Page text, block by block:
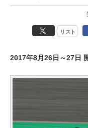
リスト
2017年8月26日～27日